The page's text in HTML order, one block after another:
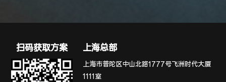
扫码获取方案 上海总部
上海市普陀区中山北路1777号飞洲时代大厦
1111室